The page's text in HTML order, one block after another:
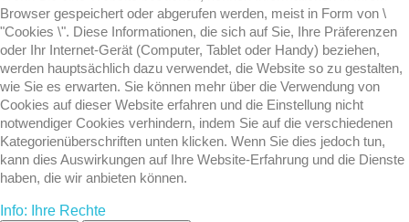
Browser gespeichert oder abgerufen werden, meist in Form von \
"Cookies \". Diese Informationen, die sich auf Sie, Ihre Präferenzen
oder Ihr Internet-Gerät (Computer, Tablet oder Handy) beziehen,
werden hauptsächlich dazu verwendet, die Website so zu gestalten,
wie Sie es erwarten. Sie können mehr über die Verwendung von
Cookies auf dieser Website erfahren und die Einstellung nicht
notwendiger Cookies verhindern, indem Sie auf die verschiedenen
Kategorienüberschriften unten klicken. Wenn Sie dies jedoch tun,
kann dies Auswirkungen auf Ihre Website-Erfahrung und die Dienste
haben, die wir anbieten können.
Info: Ihre Rechte